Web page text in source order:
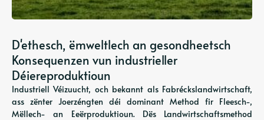
D'ethesch, ëmweltlech an gesondheetsch
Konsequenzen vun industrieller
Déiereproduktioun
Industriell Véizuucht, och bekannt als Fabréckslandwirtschaft,
ass zënter Joerzéngten déi dominant Method fir Fleesch-,
Mëllech- an Eeërproduktioun. Dës Landwirtschaftsmethod